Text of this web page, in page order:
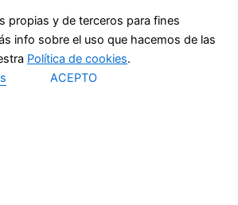
propias y de terceros para fines
info sobre el uso que hacemos de las
Política de cookies.
ACEPTO